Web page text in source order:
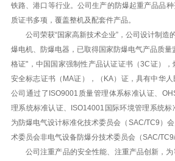
铁路、港口等行业。公司生产的防爆起重产品品
质证书多项，覆盖整机及配套件产品。
公司荣获“国家高新技术企业”，公司设计制造
爆电机、防爆电器，已取得国家防爆电气产品质量
格证"，中国国家强制性产品认证证书（3C证）
安全标志证书（MA证），（KA）证，具有中华人
公司通过了ISO9001质量管理体系标准认证、
理系统标准认证、ISO14001国际环境管理系统
为防爆电气设计标准化技术委员会（SAC/TC9）
术委员会非电气设备防爆分技术委员会（SAC/TC9/
公司注重产品的安全性能、注重产品创新，为